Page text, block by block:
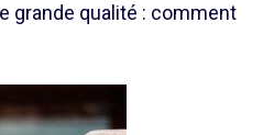
grande qualité : comment